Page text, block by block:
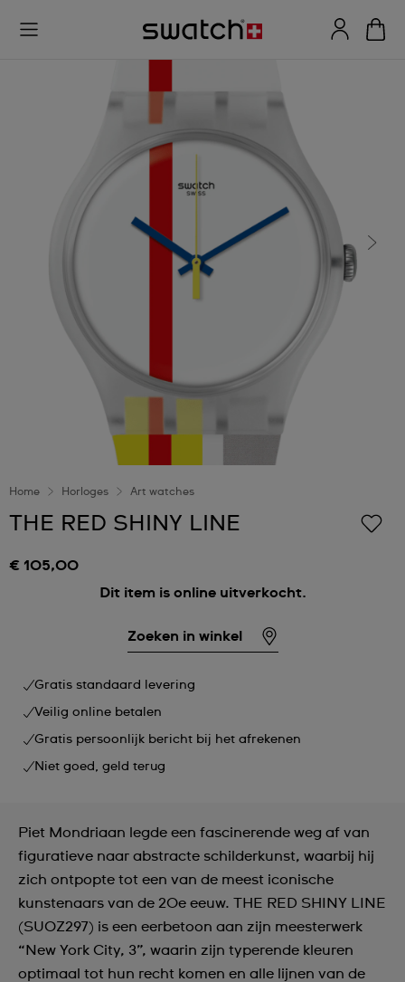
Home Horloges Art watches
THE RED SHINY LINE
€ 105,00
Dit item is online uitverkocht.
Zoeken in winkel
Gratis standaard levering
Veilig online betalen
Gratis persoonlijk bericht bij het afrekenen
Niet goed, geld terug
Piet Mondriaan legde een fascinerende weg af van
figuratieve naar abstracte schilderkunst, waarbij hij
zich ontpopte tot een van de meest iconische
kunstenaars van de 20e eeuw. THE RED SHINY LINE
(SUOZ297) is een eerbetoon aan zijn meesterwerk
“New York City, 3”, waarin zijn typerende kleuren
optimaal tot hun recht komen en alle lijnen van de